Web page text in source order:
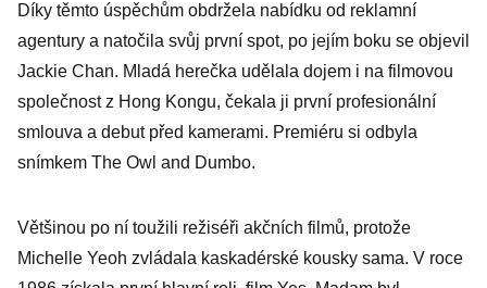
nezletilá
trosečnice
Díky těmto úspěchům obdržela nabídku od reklamní
agentury a natočila svůj první spot, po jejím boku se objevil
Jackie Chan. Mladá herečka udělala dojem i na filmovou
společnost z Hong Kongu, čekala ji první profesionální
smlouva a debut před kamerami. Premiéru si odbyla
snímkem The Owl and Dumbo.
Většinou po ní toužili režiséři akčních filmů, protože
Michelle Yeoh zvládala kaskadérské kousky sama. V roce